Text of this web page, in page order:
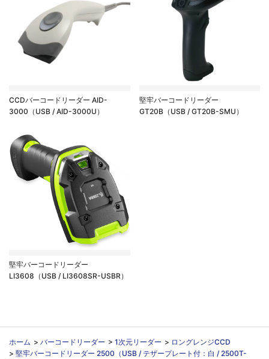
CCDバーコードリーダー AID-
3000（USB / AID-3000U）
堅牢バーコードリーダー
GT20B（USB / GT20B-SMU）
堅牢バーコードリーダー
LI3608（USB / LI3608SR-USBR）
ホーム > バーコードリーダー > 1次元リーダー > ロングレンジCCD
> 堅牢バーコードリーダー 2500（USB / テザープレート付：白 / 2500T-